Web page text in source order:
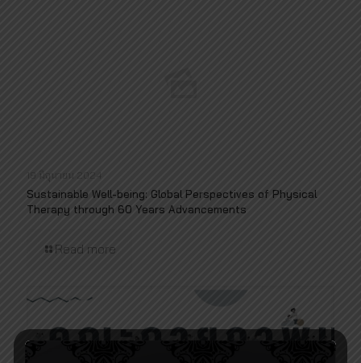
19 มิถุนายน 2024
Sustainable Well-being: Global Perspectives of Physical
Therapy through 60 Years Advancements
Read more